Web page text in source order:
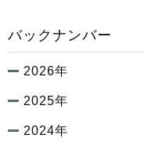
バックナンバー
2026年
2025年
2024年